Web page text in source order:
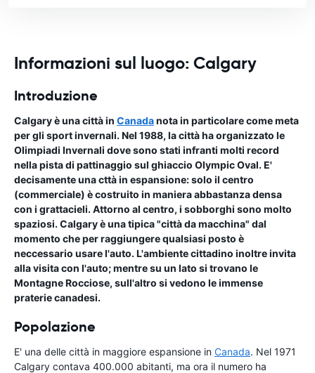
Informazioni sul luogo: Calgary
Introduzione
Calgary è una città in Canadanota in particolare come meta
per gli sport invernali. Nel 1988, la città ha organizzato le
Olimpiadi Invernali dove sono stati infranti molti record
nella pista di pattinaggio sul ghiaccio Olympic Oval. E'
decisamente una cttà in espansione: solo il centro
(commerciale) è costruito in maniera abbastanza densa
con i grattacieli. Attorno al centro, i sobborghi sono molto
spaziosi. Calgary è una tipica "città da macchina" dal
momento che per raggiungere qualsiasi posto è
neccessario usare l'auto. L'ambiente cittadino inoltre invita
alla visita con l'auto; mentre su un lato si trovano le
Montagne Rocciose, sull'altro si vedono le immense
praterie canadesi.
Popolazione
E' una delle città in maggiore espansione in Canada. Nel 1971
Calgary contava 400.000 abitanti, ma ora il numero ha